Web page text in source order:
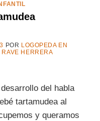
POR LOGOPEDA EN
RAVE HERRERA
del habla
tartamudea al
y queramos